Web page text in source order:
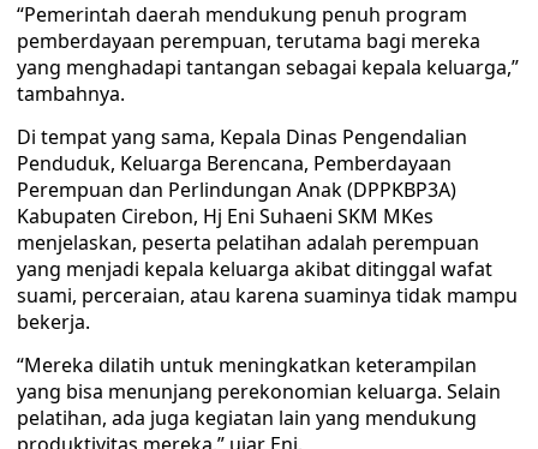
“Pemerintah daerah mendukung penuh program
pemberdayaan perempuan, terutama bagi mereka
yang menghadapi tantangan sebagai kepala keluarga,”
tambahnya.
Di tempat yang sama, Kepala Dinas Pengendalian
Penduduk, Keluarga Berencana, Pemberdayaan
Perempuan dan Perlindungan Anak (DPPKBP3A)
Kabupaten Cirebon, Hj Eni Suhaeni SKM MKes
menjelaskan, peserta pelatihan adalah perempuan
yang menjadi kepala keluarga akibat ditinggal wafat
suami, perceraian, atau karena suaminya tidak mampu
bekerja.
“Mereka dilatih untuk meningkatkan keterampilan
yang bisa menunjang perekonomian keluarga. Selain
pelatihan, ada juga kegiatan lain yang mendukung